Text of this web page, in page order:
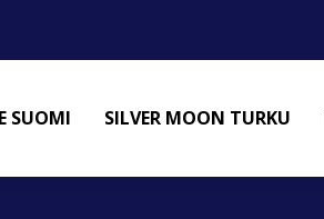
SUOMI SILVER MOON TURKU